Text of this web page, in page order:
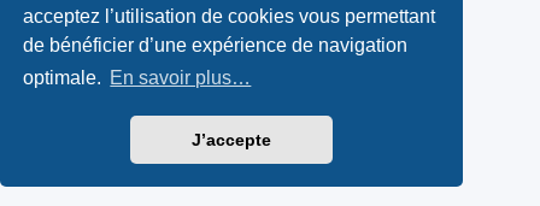
acceptez l’utilisation de cookies vous permettant
de bénéficier d’une expérience de navigation
optimale. En savoir plus…
J’accepte